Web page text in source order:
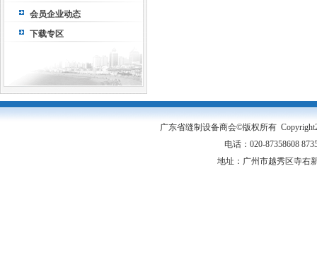
会员企业动态
下载专区
广东省缝制设备商会©版权所有
电话：020-87358608
地址：广州市越秀区寺右